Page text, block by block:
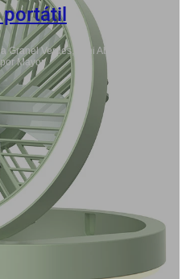
Granel Verdes, Mini Abanicos
Mayor